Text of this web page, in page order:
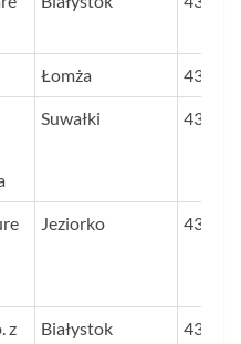
Łomża 43,4
Suwałki 43,4
Jeziorko 43,3
z
Białystok 43,1